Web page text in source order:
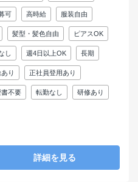
可 高時給 服装自由
髪型・髪色自由 ピアスOK
し 週4日以上OK 長期
り 正社員登用あり
書不要 転勤なし 研修あり
詳細を見る